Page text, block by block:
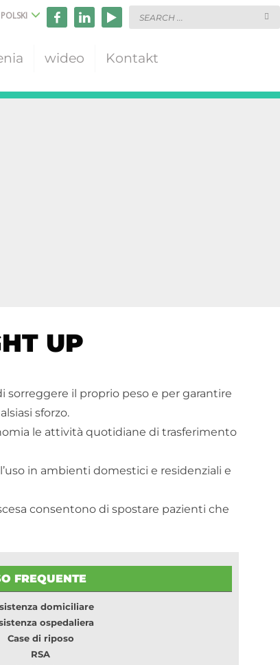
POLSKI
wideo Kontakt
UP
sorreggere il proprio peso e per garantire
sforzo.
le attività quotidiane di trasferimento
in ambienti domestici e residenziali e
consentono di spostare pazienti che
FREQUENTE
domiciliare
ospedaliera
Case di riposo
RSA